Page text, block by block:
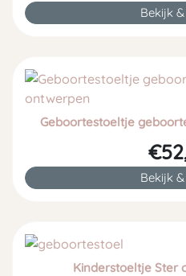
Bekijk
Geboortestoeltje
Bekijk
Kinderstoeltje Ster